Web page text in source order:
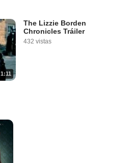
1:11
The Lizzie Borden
Chronicles Tráiler
432 vistas